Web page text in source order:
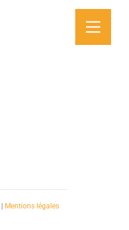
| Mentions légales